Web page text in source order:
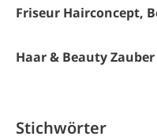
Friseur Hairconcept,
Haar & Beauty
Stichwörter